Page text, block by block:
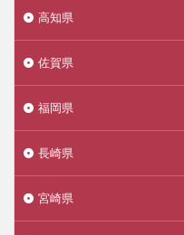
高知県
佐賀県
福岡県
長崎県
宮崎県